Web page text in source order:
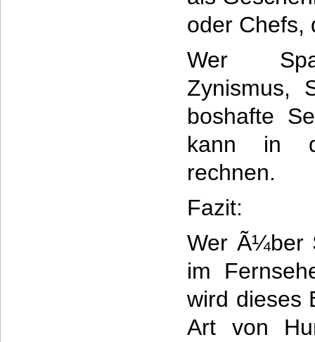
oder Chefs,
Wer
Zynismus,
boshafte
kann in
rechnen.
Fazit:
Wer Ã¼ber
im
wird dieses
Art von